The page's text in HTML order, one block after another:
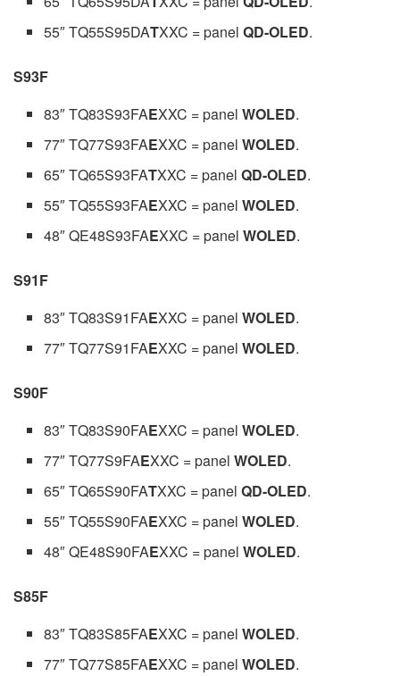
55″ TQ55S95DATXXC = panelQD-OLED.
S93F
83″ TQ83S93FAEXXC = panelWOLED.
77″ TQ77S93FAEXXC = panelWOLED.
65″ TQ65S93FATXXC = panelQD-OLED.
55″ TQ55S93FAEXXC = panelWOLED.
48″ QE48S93FAEXXC = panelWOLED.
S91F
83″ TQ83S91FAEXXC = panelWOLED.
77″ TQ77S91FAEXXC = panelWOLED.
S90F
83″ TQ83S90FAEXXC = panelWOLED.
77″ TQ77S9FAEXXC = panelWOLED.
65″ TQ65S90FATXXC = panelQD-OLED.
55″ TQ55S90FAEXXC = panelWOLED.
48″ QE48S90FAEXXC = panelWOLED.
S85F
83″ TQ83S85FAEXXC = panelWOLED.
77″ TQ77S85FAEXXC = panelWOLED.